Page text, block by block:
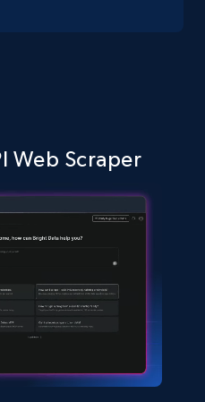
name, Seller rating,
Root category, and
Essai gratuit
Web Scraper